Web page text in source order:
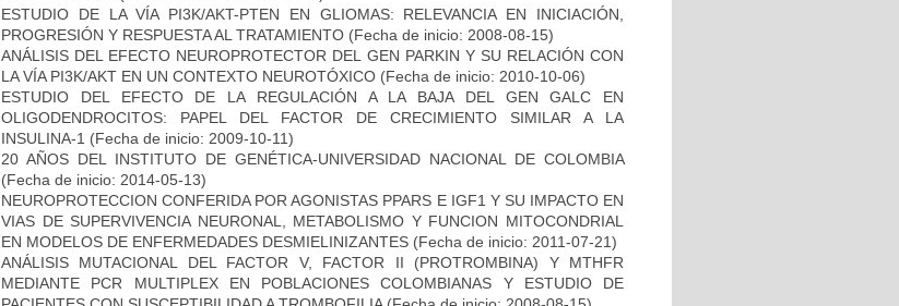
ESTUDIO DE LA VÍA PI3K/AKT-PTEN EN GLIOMAS: RELEVANCIA EN INICIACIÓN,
PROGRESIÓN Y RESPUESTA AL TRATAMIENTO (Fecha de inicio: 2008-08-15)
ANÁLISIS DEL EFECTO NEUROPROTECTOR DEL GEN PARKIN Y SU RELACIÓN CON
LA VÍA PI3K/AKT EN UN CONTEXTO NEUROTÓXICO (Fecha de inicio: 2010-10-06)
ESTUDIO DEL EFECTO DE LA REGULACIÓN A LA BAJA DEL GEN GALC EN
OLIGODENDROCITOS: PAPEL DEL FACTOR DE CRECIMIENTO SIMILAR A LA
INSULINA-1 (Fecha de inicio: 2009-10-11)
20 AÑOS DEL INSTITUTO DE GENÉTICA-UNIVERSIDAD NACIONAL DE COLOMBIA
(Fecha de inicio: 2014-05-13)
NEUROPROTECCION CONFERIDA POR AGONISTAS PPARS E IGF1 Y SU IMPACTO EN
VIAS DE SUPERVIVENCIA NEURONAL, METABOLISMO Y FUNCION MITOCONDRIAL
EN MODELOS DE ENFERMEDADES DESMIELINIZANTES (Fecha de inicio: 2011-07-21)
ANÁLISIS MUTACIONAL DEL FACTOR V, FACTOR II (PROTROMBINA) Y MTHFR
MEDIANTE PCR MULTIPLEX EN POBLACIONES COLOMBIANAS Y ESTUDIO DE